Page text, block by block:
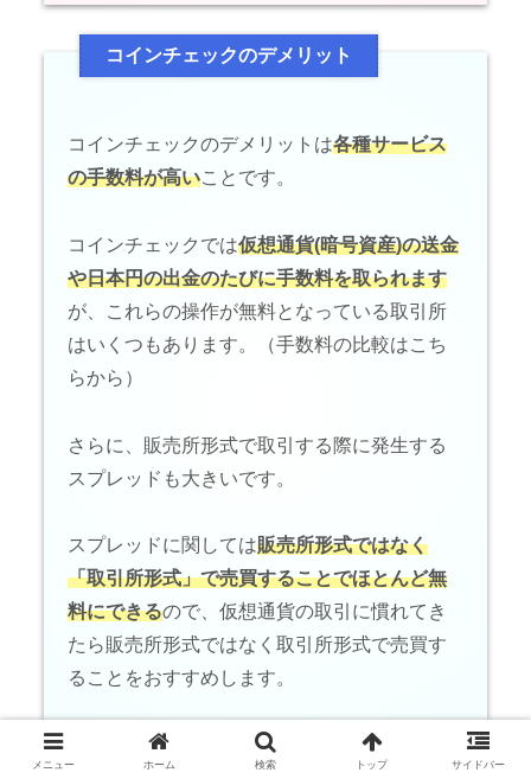
コインチェックのデメリット
コインチェックのデメリットは各種サービス
の手数料が高いことです。
コインチェックでは仮想通貨(暗号資産)の送金
や日本円の出金のたびに手数料を取られます
が、これらの操作が無料となっている取引所
はいくつもあります。（手数料の比較はこち
らから）
さらに、販売所形式で取引する際に発生する
スプレッドも大きいです。
スプレッドに関しては販売所形式ではなく
「取引所形式」で売買することでほとんど無
料にできるので、仮想通貨の取引に慣れてき
たら販売所形式ではなく取引所形式で売買す
ることをおすすめします。
メニュー ホーム 検索 トップ サイドバー